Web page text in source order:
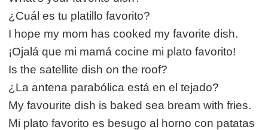
¿Cuál es tu platillo favorito?
I hope my mom has cooked my favorite dish.
¡Ojalá que mi mamá cocine mi plato favorito!
Is the satellite dish on the roof?
¿La antena parabólica está en el tejado?
My favourite dish is baked sea bream with fries.
Mi plato favorito es besugo al horno con patatas